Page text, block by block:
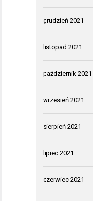
grudzień 2021
listopad 2021
październik 2021
wrzesień 2021
sierpień 2021
lipiec 2021
czerwiec 2021